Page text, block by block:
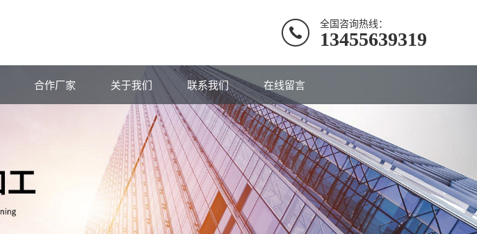
全国咨询热线：
13455639319
合作厂家 关于我们 联系我们 在线留言